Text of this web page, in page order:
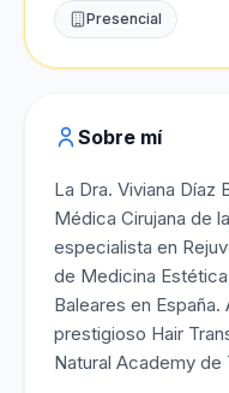
Presencial
Sobre mí
La Dra. Viviana Díaz
Médica Cirujana de
especialista en
de Medicina
Baleares en
prestigioso Hair
Natural Academy de